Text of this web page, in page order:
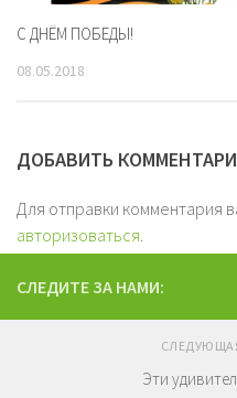
С ДНЁМ ПОБЕДЫ!
08.05.2018
ДОБАВИТЬ
Для отправки комментария
авторизоваться
СЛЕДИТЕ ЗА НАМИ:
Эти